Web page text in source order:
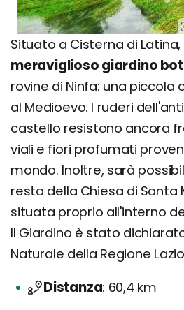
Situato a Cisterna di
meraviglioso giardino
rovine di Ninfa: una
al Medioevo. I ruderi
castello resistono ancora
viali e fiori profumati
mondo. Inoltre, sarà
resta della Chiesa di Santa
situata proprio all'interno
Il Giardino è stato
Naturale della Regione
Distanza 60,4 km